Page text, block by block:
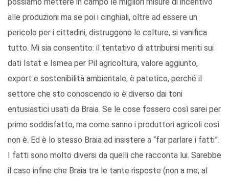
alle produzioni ma se poi i cinghiali, oltre ad essere un
pericolo per i cittadini, distruggono le colture, si vanifica
tutto. Mi sia consentito: il tentativo di attribuirsi meriti sui
dati Istat e Ismea per Pil agricoltura, valore aggiunto,
export e sostenibilità ambientale, è patetico, perché il
settore che sto conoscendo io è diverso dai toni
entusiastici usati da Braia. Se le cose fossero così sarei per
primo soddisfatto, ma come sanno i produttori agricoli così
non è. Ed è lo stesso Braia ad insistere a “far parlare i fatti”.
I fatti sono molto diversi da quelli che racconta lui. Sarebbe
il caso infine che Braia tra le tante risposte (non a me, al